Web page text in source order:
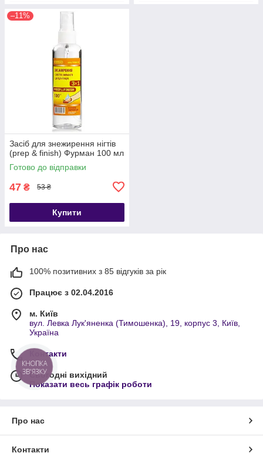
–11%
Засіб для знежирення нігтів
(prep & finish) Фурман 100 мл
Готово до відправки
47 ₴ 53 ₴
Купити
Про нас
100% позитивних з 85 відгуків за рік
Працює з 02.04.2016
м. Київ
вул. Левка Лук'яненка (Тимошенка), 19, корпус 3, Київ,
Україна
Контакти
Сьогодні вихідний
Показати весь графік роботи
Про нас
Контакти
КНОПКА
ЗВ'ЯЗКУ